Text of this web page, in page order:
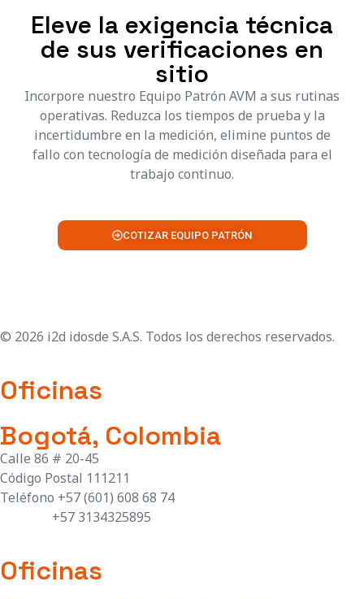
Eleve la exigencia técnica
de sus verificaciones en
sitio
Incorpore nuestro Equipo Patrón AVM a sus rutinas
operativas. Reduzca los tiempos de prueba y la
incertidumbre en la medición, elimine puntos de
fallo con tecnología de medición diseñada para el
trabajo continuo.
COTIZAR EQUIPO PATRÓN
© 2026 i2d idosde S.A.S. Todos los derechos reservados.
Oficinas
Bogotá, Colombia
Calle 86 # 20-45
Código Postal 111211
Teléfono +57 (601) 608 68 74
+57 3134325895
Oficinas